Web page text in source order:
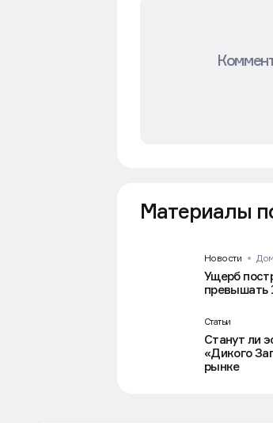
Материалы
Новости Дом
Ущерб
превышать
Статьи
Станут ли
«Дикого
рынке